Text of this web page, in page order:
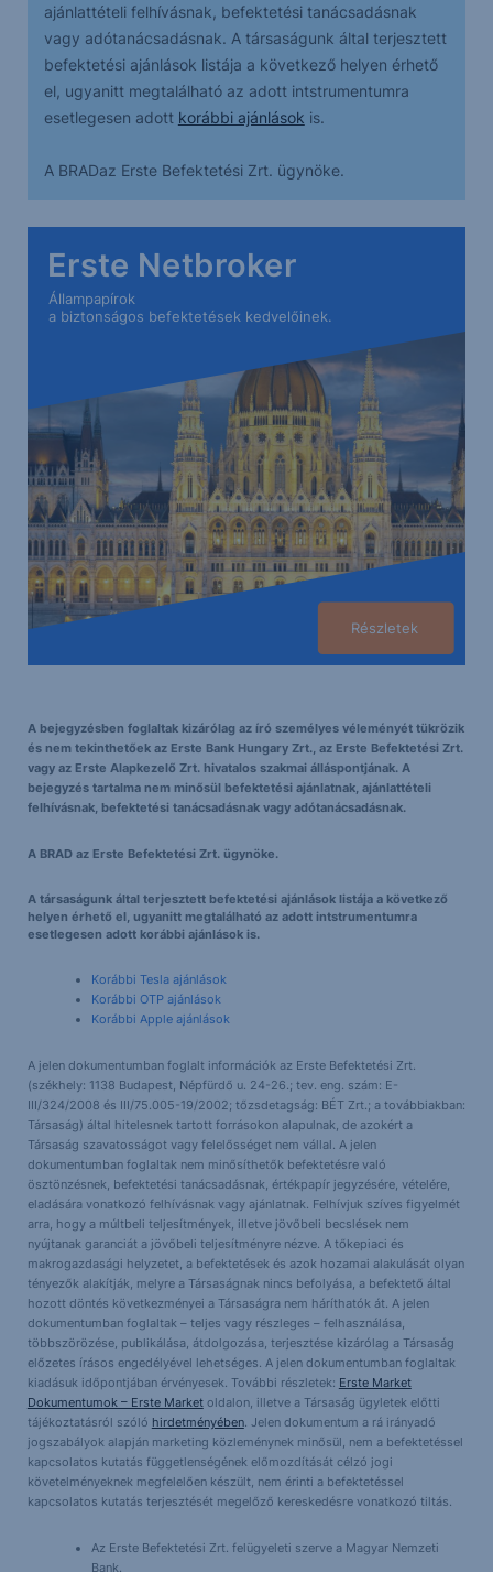
ajánlattételi felhívásnak, befektetési tanácsadásnak
vagy adótanácsadásnak. A társaságunk által terjesztett
befektetési ajánlások listája a következő helyen érhető
el, ugyanitt megtalálható az adott intstrumentumra
esetlegesen adott korábbi ajánlások is.
A BRADaz Erste Befektetési Zrt. ügynöke.
Erste Netbroker
Állampapírok
a biztonságos befektetések kedvelőinek.
Részletek
A bejegyzésben foglaltak kizárólag az író személyes véleményét tükrözik
és nem tekinthetőek az Erste Bank Hungary Zrt., az Erste Befektetési Zrt.
vagy az Erste Alapkezelő Zrt. hivatalos szakmai álláspontjának. A
bejegyzés tartalma nem minősül befektetési ajánlatnak, ajánlattételi
felhívásnak, befektetési tanácsadásnak vagy adótanácsadásnak.
A BRAD az Erste Befektetési Zrt. ügynöke.
A társaságunk által terjesztett befektetési ajánlások listája a következő
helyen érhető el, ugyanitt megtalálható az adott intstrumentumra
esetlegesen adott korábbi ajánlások is.
Korábbi Tesla ajánlások
Korábbi OTP ajánlások
Korábbi Apple ajánlások
A jelen dokumentumban foglalt információk az Erste Befektetési Zrt.
(székhely: 1138 Budapest, Népfürdő u. 24-26.; tev. eng. szám: E-
III/324/2008 és III/75.005-19/2002; tőzsdetagság: BÉT Zrt.; a továbbiakban:
Társaság) által hitelesnek tartott forrásokon alapulnak, de azokért a
Társaság szavatosságot vagy felelősséget nem vállal. A jelen
dokumentumban foglaltak nem minősíthetők befektetésre való
ösztönzésnek, befektetési tanácsadásnak, értékpapír jegyzésére, vételére,
eladására vonatkozó felhívásnak vagy ajánlatnak. Felhívjuk szíves figyelmét
arra, hogy a múltbeli teljesítmények, illetve jövőbeli becslések nem
nyújtanak garanciát a jövőbeli teljesítményre nézve. A tőkepiaci és
makrogazdasági helyzetet, a befektetések és azok hozamai alakulását olyan
tényezők alakítják, melyre a Társaságnak nincs befolyása, a befektető által
hozott döntés következményei a Társaságra nem háríthatók át. A jelen
dokumentumban foglaltak – teljes vagy részleges – felhasználása,
többszörözése, publikálása, átdolgozása, terjesztése kizárólag a Társaság
előzetes írásos engedélyével lehetséges. A jelen dokumentumban foglaltak
kiadásuk időpontjában érvényesek. További részletek: Erste Market
Dokumentumok – Erste Marketoldalon, illetve a Társaság ügyletek előtti
tájékoztatásról szóló hirdetményében. Jelen dokumentum a rá irányadó
jogszabályok alapján marketing közleménynek minősül, nem a befektetéssel
kapcsolatos kutatás függetlenségének előmozdítását célzó jogi
követelményeknek megfelelően készült, nem érinti a befektetéssel
kapcsolatos kutatás terjesztését megelőző kereskedésre vonatkozó tiltás.
Az Erste Befektetési Zrt. felügyeleti szerve a Magyar Nemzeti
Bank.